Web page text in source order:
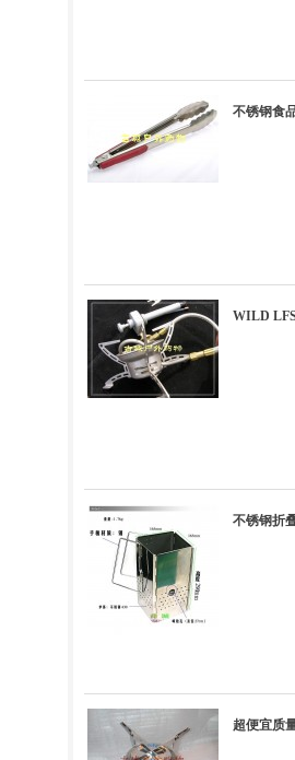
不锈钢食
WILD
不锈钢折
超便宜质